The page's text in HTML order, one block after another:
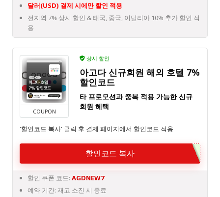
달러(USD) 결제 시에만 할인 적용
전지역 7% 상시 할인 & 태국, 중국, 이탈리아 10% 추가 할인 적
용
COUPON
상시 할인
아고다 신규회원 해외 호텔 7%
할인코드
타 프로모션과 중복 적용 가능한 신규
회원 혜택
'할인코드 복사' 클릭 후 결제 페이지에서 할인코드 적용
할인코드 복사
할인 쿠폰 코드: AGDNEW7
예약 기간: 재고 소진 시 종료